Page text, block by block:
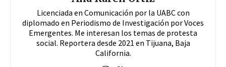
Licenciada en Comunicación por la UABC con
diplomado en Periodismo de Investigación por Voces
Emergentes. Me interesan los temas de protesta
social. Reportera desde 2021 en Tijuana, Baja
California.